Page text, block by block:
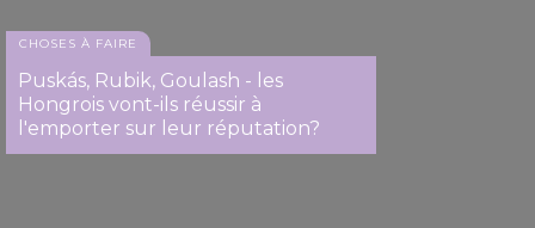
CHOSES À FAIRE
Puskás, Rubik, Goulash - les
Hongrois vont-ils réussir à
l'emporter sur leur réputation?